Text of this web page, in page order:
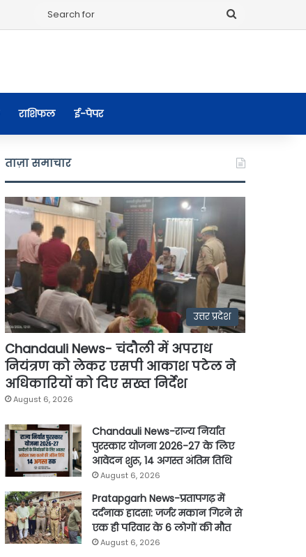
राशिफल ई-पेपर
ताज़ा समाचार
उत्तर प्रदेश
Chandauli News- चंदौली में अपराध
नियंत्रण को लेकर एसपी आकाश पटेल ने
अधिकारियों को दिए सख्त निर्देश
August 6, 2026
Chandauli News-राज्य निर्यात
पुरस्कार योजना 2026-27 के लिए
आवेदन शुरू, 14 अगस्त अंतिम तिथि
August 6, 2026
Pratapgarh News-प्रतापगढ़ में
दर्दनाक हादसा: जर्जर मकान गिरने से
एक ही परिवार के 6 लोगों की मौत
August 6, 2026